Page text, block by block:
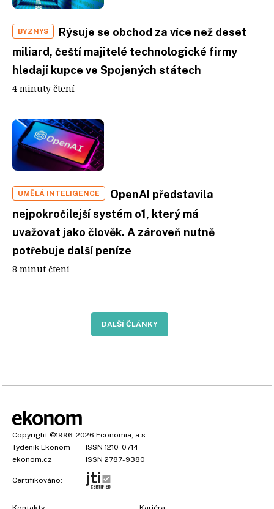
BYZNYS
Rýsuje se obchod za více než deset
miliard, čeští majitelé technologické firmy
hledají kupce ve Spojených státech
4 minuty čtení
UMĚLÁ INTELIGENCE
OpenAI představila
nejpokročilejší systém o1, který má
uvažovat jako člověk. A zároveň nutně
potřebuje další peníze
8 minut čtení
DALŠÍ ČLÁNKY
Copyright ©1996-2026 Economia, a.s.
Týdeník Ekonom
ISSN 1210-0714
ekonom.cz
ISSN 2787-9380
Certifikováno: